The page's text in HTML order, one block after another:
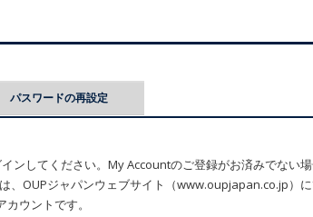
パスワードの再設定
ンしてください。My Accountのご登録がお済みでない
、OUPジャパンウェブサイト（www.oupjapan.co.jp）
ウントです。